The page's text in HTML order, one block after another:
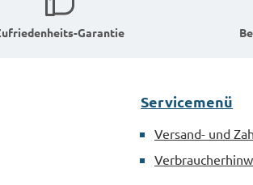
Garantie
Servicemenü
Versand- und